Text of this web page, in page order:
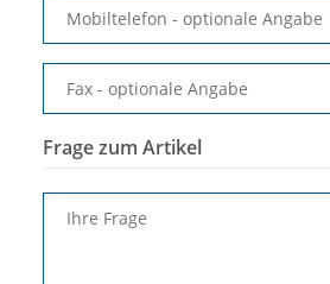
Mobiltelefon - optionale Angabe
Fax - optionale Angabe
Frage zum Artikel
Ihre Frage